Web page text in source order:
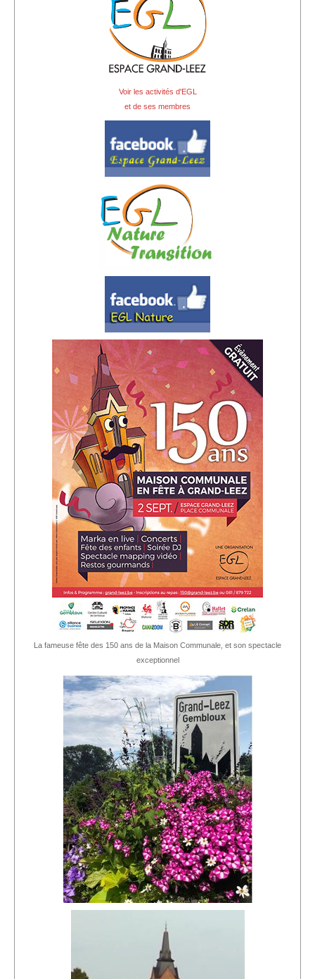
Vidéos archives
Inscrivez-vous à notre Lettre d'information
Voir les activités d'EGL
et de ses membres
La fameuse fête des 150 ans de la Maison Communale, et son spectacle
exceptionnel